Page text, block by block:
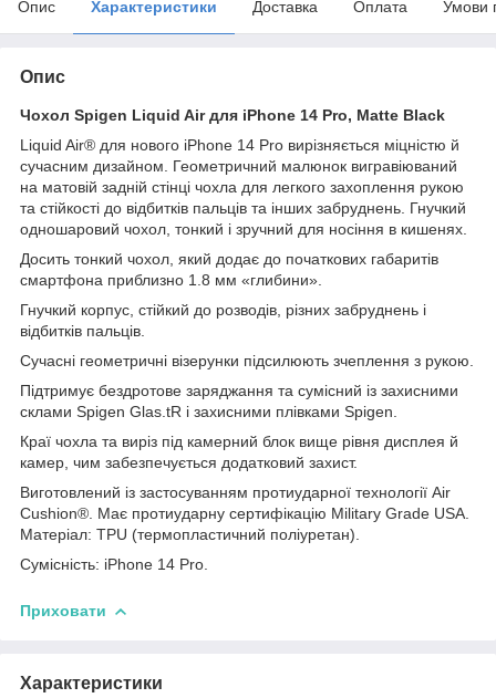
Опис Характеристики Доставка Оплата Умови
Опис
Чохол Spigen Liquid Air для iPhone 14 Pro, Matte Black
Liquid Air® для нового iPhone 14 Pro вирізняється міцністю й
сучасним дизайном. Геометричний малюнок вигравіюваний
на матовій задній стінці чохла для легкого захоплення рукою
та стійкості до відбитків пальців та інших забруднень. Гнучкий
одношаровий чохол, тонкий і зручний для носіння в кишенях.
Досить тонкий чохол, який додає до початкових габаритів
смартфона приблизно 1.8 мм «глибини».
Гнучкий корпус, стійкий до розводів, різних забруднень і
відбитків пальців.
Сучасні геометричні візерунки підсилюють зчеплення з рукою.
Підтримує бездротове заряджання та сумісний із захисними
склами Spigen Glas.tR і захисними плівками Spigen.
Краї чохла та виріз під камерний блок вище рівня дисплея й
камер, чим забезпечується додатковий захист.
Виготовлений із застосуванням протиударної технології Air
Cushion®. Має протиударну сертифікацію Military Grade USA.
Матеріал: TPU (термопластичний поліуретан).
Сумісність: iPhone 14 Pro.
Приховати
Характеристики